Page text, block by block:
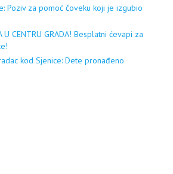
Poziv za pomoć čoveku koji je izgubio
U CENTRU GRADA! Besplatni ćevapi za
kod Sjenice: Dete pronađeno